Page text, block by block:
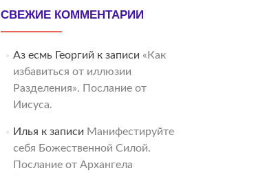
СВЕЖИЕ КОММЕНТАРИИ
Аз есмь Георгий к записи «Как
избавиться от иллюзии
Разделения». Послание от
Иисуса.
Илья к записи Манифестируйте
себя Божественной Силой.
Послание от Архангела